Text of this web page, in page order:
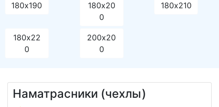
180х190
180х20
0
180х210
180х22
0
200х20
0
Наматрасники (чехлы)